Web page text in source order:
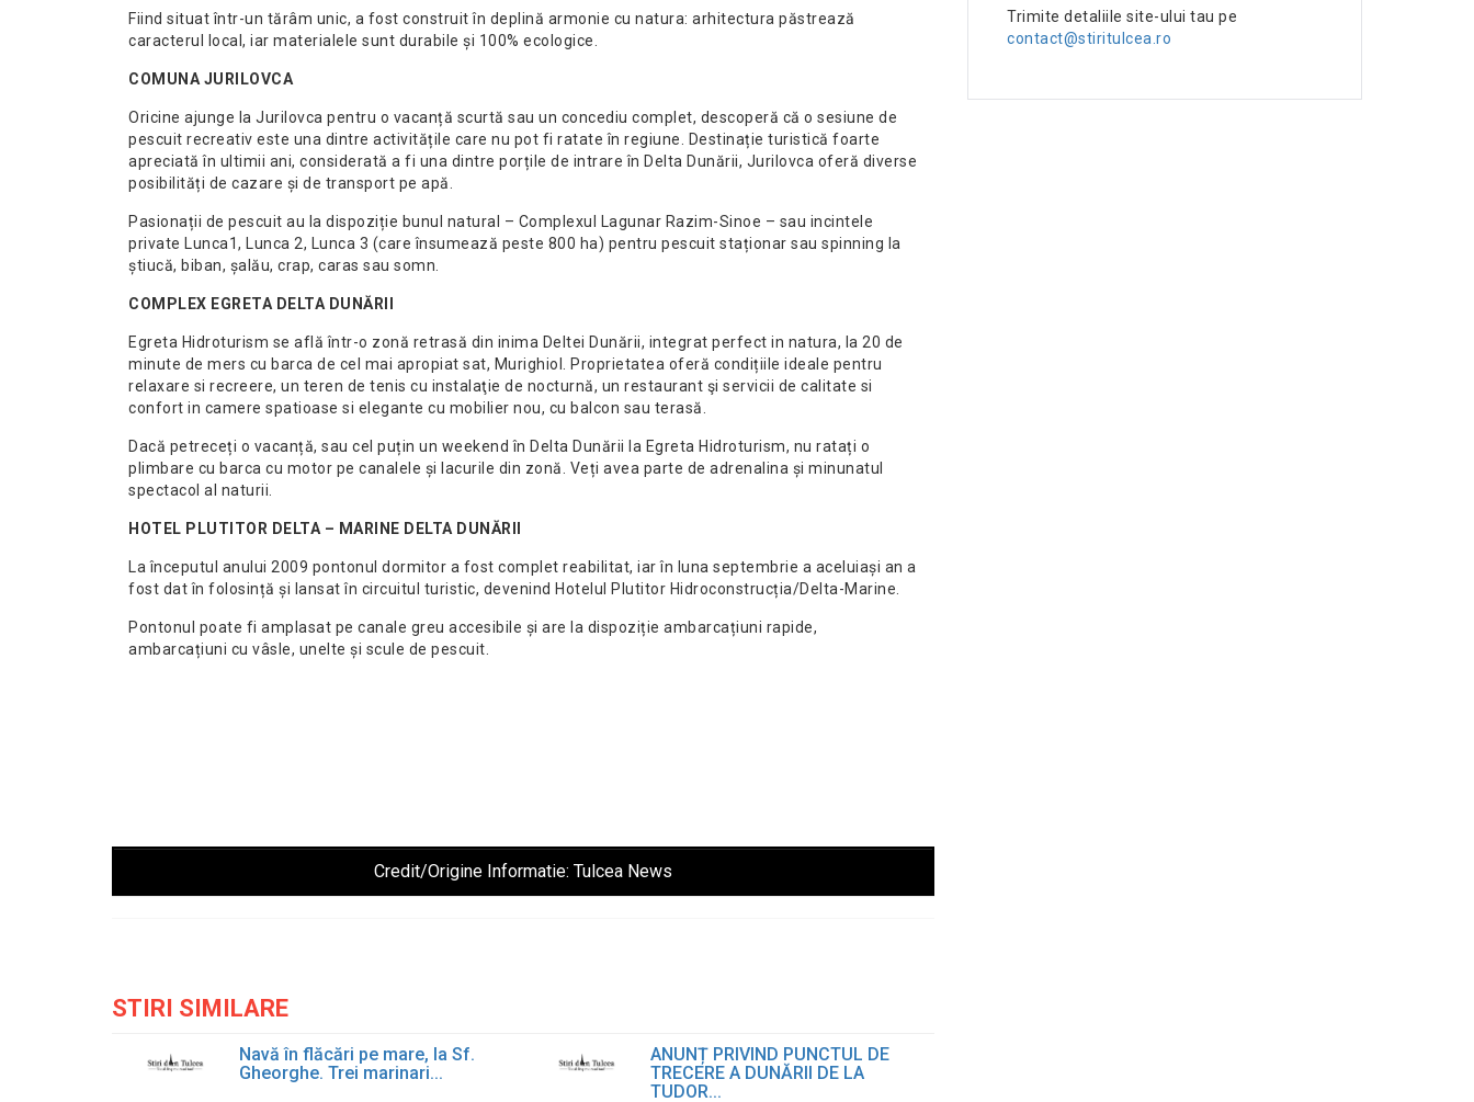
Fiind situat într-un tărâm unic, a fost construit în deplină armonie cu natura: arhitectura păstrează
caracterul local, iar materialele sunt durabile și 100% ecologice.
COMUNA JURILOVCA
Oricine ajunge la Jurilovca pentru o vacanță scurtă sau un concediu complet, descoperă că o sesiune de
pescuit recreativ este una dintre activitățile care nu pot fi ratate în regiune. Destinație turistică foarte
apreciată în ultimii ani, considerată a fi una dintre porțile de intrare în Delta Dunării, Jurilovca oferă diverse
posibilități de cazare și de transport pe apă.
Pasionații de pescuit au la dispoziție bunul natural – Complexul Lagunar Razim-Sinoe – sau incintele
private Lunca1, Lunca 2, Lunca 3 (care însumează peste 800 ha) pentru pescuit staționar sau spinning la
știucă, biban, șalău, crap, caras sau somn.
COMPLEX EGRETA DELTA DUNĂRII
Egreta Hidroturism se află într-o zonă retrasă din inima Deltei Dunării, integrat perfect in natura, la 20 de
minute de mers cu barca de cel mai apropiat sat, Murighiol. Proprietatea oferă condițiile ideale pentru
relaxare si recreere, un teren de tenis cu instalaţie de nocturnă, un restaurant şi servicii de calitate si
confort in camere spatioase si elegante cu mobilier nou, cu balcon sau terasă.
Dacă petreceți o vacanță, sau cel puțin un weekend în Delta Dunării la Egreta Hidroturism, nu ratați o
plimbare cu barca cu motor pe canalele și lacurile din zonă. Veți avea parte de adrenalina și minunatul
spectacol al naturii.
HOTEL PLUTITOR DELTA – MARINE DELTA DUNĂRII
La începutul anului 2009 pontonul dormitor a fost complet reabilitat, iar în luna septembrie a aceluiași an a
fost dat în folosință și lansat în circuitul turistic, devenind Hotelul Plutitor Hidroconstrucția/Delta-Marine.
Pontonul poate fi amplasat pe canale greu accesibile și are la dispoziție ambarcațiuni rapide,
ambarcațiuni cu vâsle, unelte și scule de pescuit.
Credit/Origine Informatie: Tulcea News
STIRI SIMILARE
Navă în flăcări pe mare, la Sf.
Gheorghe. Trei marinari...
ANUNȚ PRIVIND PUNCTUL DE
TRECERE A DUNĂRII DE LA
TUDOR...
Trimite detaliile site-ului tau pe
contact@stiritulcea.ro